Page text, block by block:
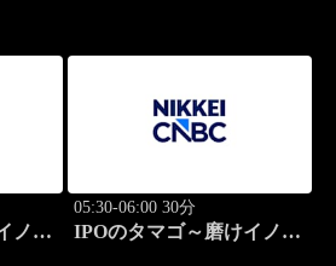
ノベ
05:30-06:00 30分
IPOのタマゴ～磨けイノベ